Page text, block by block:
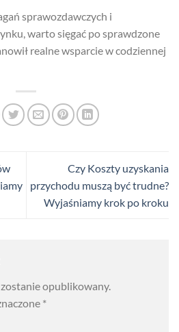
sprawozdawczych i
warto sięgać po sprawdzone
realne wsparcie w codziennej
Czy Koszty uzyskania
przychodu muszą być trudne?
Wyjaśniamy krok po kroku
opublikowany.
*